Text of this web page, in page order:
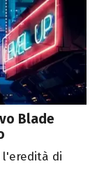
Blade
l'eredità di